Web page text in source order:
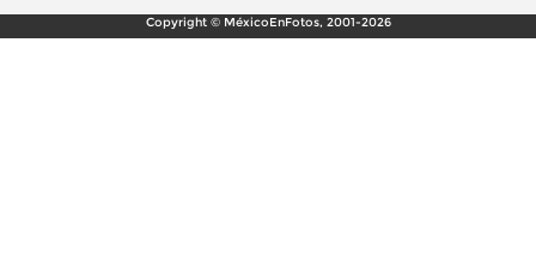
Copyright © MéxicoEnFotos, 2001-2026